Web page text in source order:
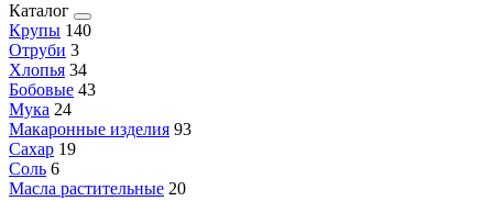
Каталог
Крупы 140
Отруби 3
Хлопья 34
Бобовые 43
Мука 24
Макаронные изделия 93
Сахар 19
Соль 6
Масла растительные 20